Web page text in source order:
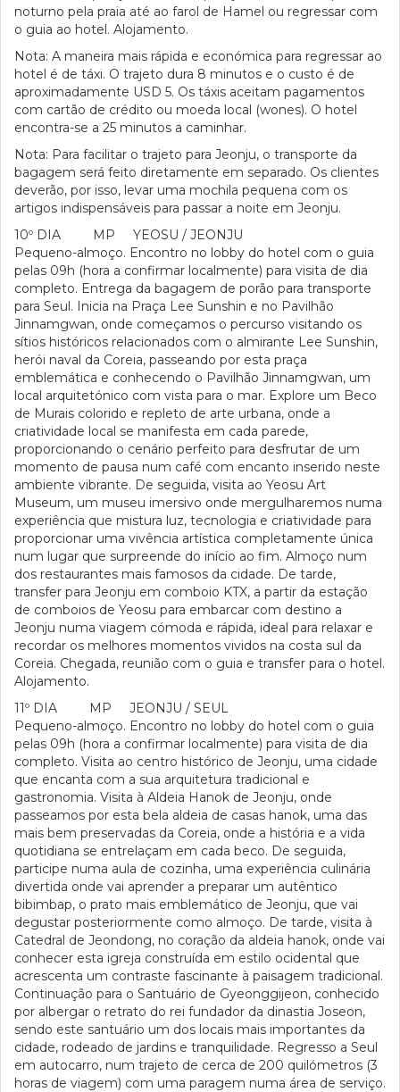
noturno pela praia até ao farol de Hamel ou regressar com
o guia ao hotel. Alojamento.
Nota: A maneira mais rápida e económica para regressar ao
hotel é de táxi. O trajeto dura 8 minutos e o custo é de
aproximadamente USD 5. Os táxis aceitam pagamentos
com cartão de crédito ou moeda local (wones). O hotel
encontra-se a 25 minutos a caminhar.
Nota: Para facilitar o trajeto para Jeonju, o transporte da
bagagem será feito diretamente em separado. Os clientes
deverão, por isso, levar uma mochila pequena com os
artigos indispensáveis para passar a noite em Jeonju.
10º DIA MP YEOSU / JEONJU
Pequeno-almoço. Encontro no lobby do hotel com o guia
pelas 09h (hora a confirmar localmente) para visita de dia
completo. Entrega da bagagem de porão para transporte
para Seul. Inicia na Praça Lee Sunshin e no Pavilhão
Jinnamgwan, onde começamos o percurso visitando os
sítios históricos relacionados com o almirante Lee Sunshin,
herói naval da Coreia, passeando por esta praça
emblemática e conhecendo o Pavilhão Jinnamgwan, um
local arquitetónico com vista para o mar. Explore um Beco
de Murais colorido e repleto de arte urbana, onde a
criatividade local se manifesta em cada parede,
proporcionando o cenário perfeito para desfrutar de um
momento de pausa num café com encanto inserido neste
ambiente vibrante. De seguida, visita ao Yeosu Art
Museum, um museu imersivo onde mergulharemos numa
experiência que mistura luz, tecnologia e criatividade para
proporcionar uma vivência artística completamente única
num lugar que surpreende do início ao fim. Almoço num
dos restaurantes mais famosos da cidade. De tarde,
transfer para Jeonju em comboio KTX, a partir da estação
de comboios de Yeosu para embarcar com destino a
Jeonju numa viagem cómoda e rápida, ideal para relaxar e
recordar os melhores momentos vividos na costa sul da
Coreia. Chegada, reunião com o guia e transfer para o hotel.
Alojamento.
11º DIA MP JEONJU / SEUL
Pequeno-almoço. Encontro no lobby do hotel com o guia
pelas 09h (hora a confirmar localmente) para visita de dia
completo. Visita ao centro histórico de Jeonju, uma cidade
que encanta com a sua arquitetura tradicional e
gastronomia. Visita à Aldeia Hanok de Jeonju, onde
passeamos por esta bela aldeia de casas hanok, uma das
mais bem preservadas da Coreia, onde a história e a vida
quotidiana se entrelaçam em cada beco. De seguida,
participe numa aula de cozinha, uma experiência culinária
divertida onde vai aprender a preparar um autêntico
bibimbap, o prato mais emblemático de Jeonju, que vai
degustar posteriormente como almoço. De tarde, visita à
Catedral de Jeondong, no coração da aldeia hanok, onde vai
conhecer esta igreja construída em estilo ocidental que
acrescenta um contraste fascinante à paisagem tradicional.
Continuação para o Santuário de Gyeonggijeon, conhecido
por albergar o retrato do rei fundador da dinastia Joseon,
sendo este santuário um dos locais mais importantes da
cidade, rodeado de jardins e tranquilidade. Regresso a Seul
em autocarro, num trajeto de cerca de 200 quilómetros (3
horas de viagem) com uma paragem numa área de serviço.